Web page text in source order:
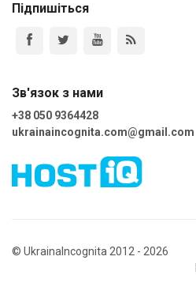
Підпишіться
Зв'язок з нами
+38 050 9364428
ukrainaincognita.com@gmail.com
© UkrainaIncognita 2012 - 2026